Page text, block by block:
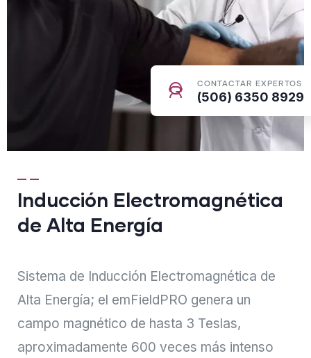
CONTACTAR EXPERTOS
(506) 6350 8929
Inducción Electromagnética
de Alta Energía
Sistema de Inducción Electromagnética de
Alta Energía; el emFieldPRO genera un
campo magnético de hasta 3 Teslas,
aproximadamente 600 veces más intenso